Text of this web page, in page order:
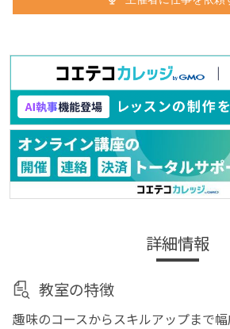
詳細情報
教室の特徴
趣味のコースからスキルアップまで